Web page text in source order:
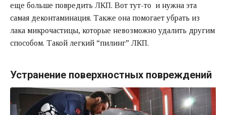
еще больше повредить ЛКП. Вот тут-то и нужна эта
самая деконтаминация. Также она помогает убрать из
лака микрочастицы, которые невозможно удалить другим
способом. Такой легкий “пилинг” ЛКП.
Устранение поверхностных повреждений